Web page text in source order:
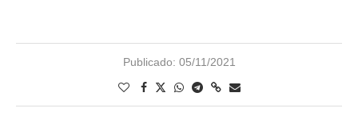
Publicado: 05/11/2021